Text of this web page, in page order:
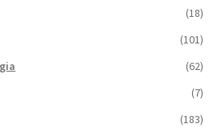
(18)
(101)
(62)
(7)
(183)